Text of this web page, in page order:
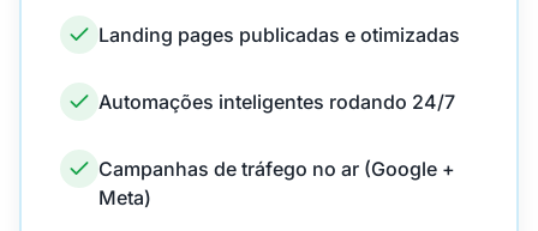
Landing pages publicadas e otimizadas
Automações inteligentes rodando 24/7
Campanhas de tráfego no ar (Google +
Meta)